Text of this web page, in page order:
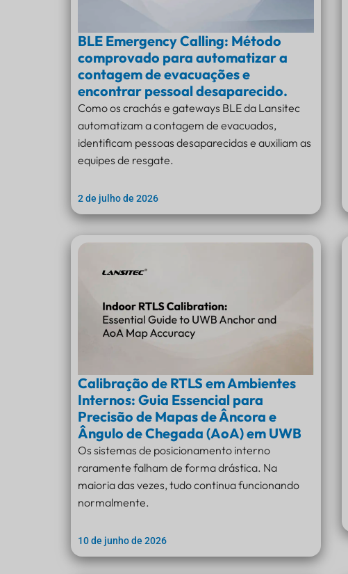
BLE Emergency Calling: Método
comprovado para automatizar a
contagem de evacuações e
encontrar pessoal desaparecido.
Como os crachás e gateways BLE da Lansitec
automatizam a contagem de evacuados,
identificam pessoas desaparecidas e auxiliam as
equipes de resgate.
2 de julho de 2026
Calibração de RTLS em Ambientes
Internos: Guia Essencial para
Precisão de Mapas de Âncora e
Ângulo de Chegada (AoA) em UWB
Os sistemas de posicionamento interno
raramente falham de forma drástica. Na
maioria das vezes, tudo continua funcionando
normalmente.
10 de junho de 2026